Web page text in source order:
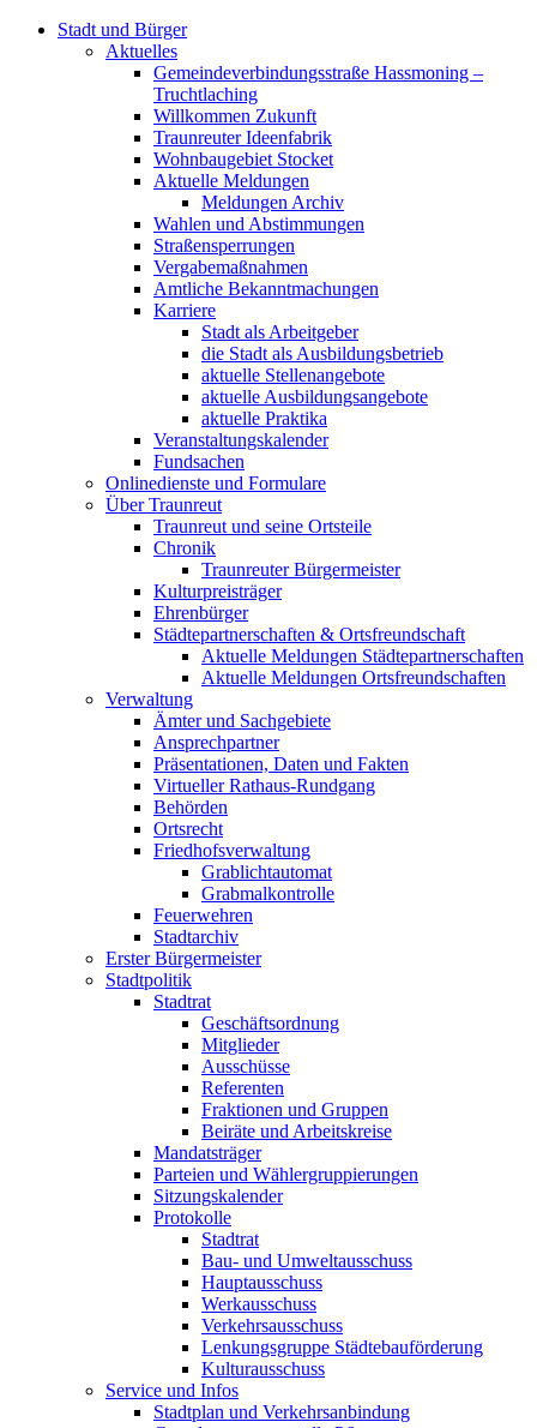
Stadt und Bürger
Aktuelles
Gemeindeverbindungsstraße Hassmoning –
Truchtlaching
Willkommen Zukunft
Traunreuter Ideenfabrik
Wohnbaugebiet Stocket
Aktuelle Meldungen
Meldungen Archiv
Wahlen und Abstimmungen
Straßensperrungen
Vergabemaßnahmen
Amtliche Bekanntmachungen
Karriere
Stadt als Arbeitgeber
die Stadt als Ausbildungsbetrieb
aktuelle Stellenangebote
aktuelle Ausbildungsangebote
aktuelle Praktika
Veranstaltungskalender
Fundsachen
Onlinedienste und Formulare
Über Traunreut
Traunreut und seine Ortsteile
Chronik
Traunreuter Bürgermeister
Kulturpreisträger
Ehrenbürger
Städtepartnerschaften & Ortsfreundschaft
Aktuelle Meldungen Städtepartnerschaften
Aktuelle Meldungen Ortsfreundschaften
Verwaltung
Ämter und Sachgebiete
Ansprechpartner
Präsentationen, Daten und Fakten
Virtueller Rathaus-Rundgang
Behörden
Ortsrecht
Friedhofsverwaltung
Grablichtautomat
Grabmalkontrolle
Feuerwehren
Stadtarchiv
Erster Bürgermeister
Stadtpolitik
Stadtrat
Geschäftsordnung
Mitglieder
Ausschüsse
Referenten
Fraktionen und Gruppen
Beiräte und Arbeitskreise
Mandatsträger
Parteien und Wählergruppierungen
Sitzungskalender
Protokolle
Stadtrat
Bau- und Umweltausschuss
Hauptausschuss
Werkausschuss
Verkehrsausschuss
Lenkungsgruppe Städtebauförderung
Kulturausschuss
Service und Infos
Stadtplan und Verkehrsanbindung